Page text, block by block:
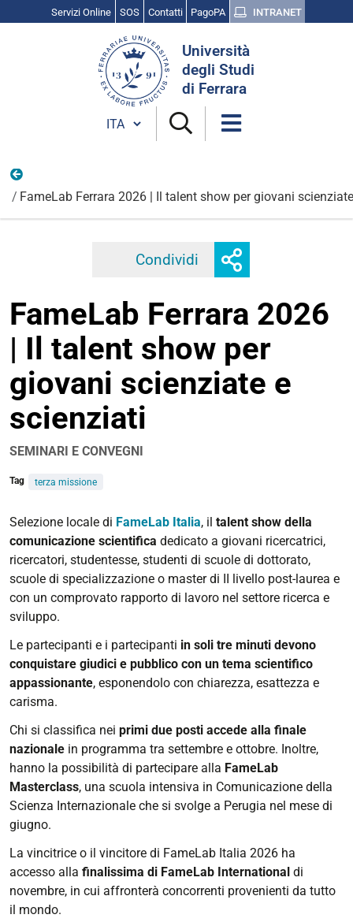
Servizi Online SOS Contatti PagoPA INTRANET
Università
degli Studi
di Ferrara
Cambia lingua
FameLab Ferrara 2026 | Il talent show per giovani
Condividi Facebook
opzioni
di
condivisione
FameLab Ferrara 2026
| Il talent show per
giovani scienziate e
scienziati
SEMINARI E CONVEGNI
Tag terza missione
https://www.unife.it/it/eventi/2026/aprile/famelab-
ferrara-
talent-
show-
comunicazione-
scientifica
FameLab
Ferrara
2026
|
talent
show
per
giovani
scienziate
e
scienziati
2026-
04-
17T09:30:00+02:00
Selezione locale di FameLab Italia, il talent show della
comunicazione scientifica dedicato a giovani ricercatrici,
ricercatori, studentesse, studenti di scuole di dottorato,
scuole di specializzazione o master di II livello post-laurea e
con un comprovato rapporto di lavoro nel settore ricerca e
sviluppo.
Le partecipanti e i partecipanti in soli tre minuti devono
conquistare giudici e pubblico con un tema scientifico
appassionante, esponendolo con chiarezza, esattezza e
carisma.
Chi si classifica nei primi due posti accede alla finale
nazionale in programma tra settembre e ottobre. Inoltre,
hanno la possibilità di partecipare alla FameLab
Masterclass, una scuola intensiva in Comunicazione della
Scienza Internazionale che si svolge a Perugia nel mese di
giugno.
La vincitrice o il vincitore di FameLab Italia 2026 ha
accesso alla finalissima di FameLab International di
novembre, in cui affronterà concorrenti provenienti da tutto
il mondo.